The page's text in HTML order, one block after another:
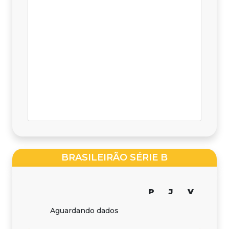
BRASILEIRÃO SÉRIE B
P J V
Aguardando dados